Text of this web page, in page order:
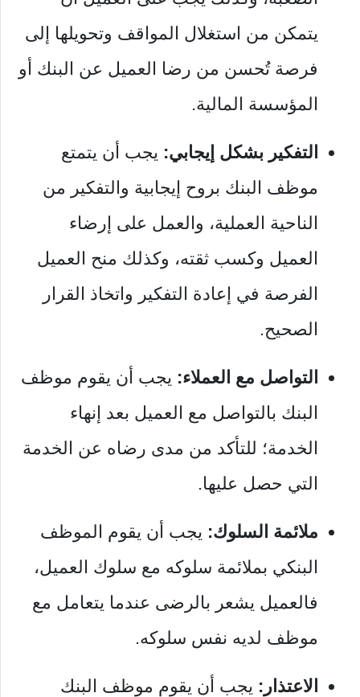
يتمكن من استغلال المواقف وتحويلها إلى
فرصة تُحسن من رضا العميل عن البنك أو
المؤسسة المالية.
التفكير بشكل إيجابي: يجب أن يتمتع
موظف البنك بروح إيجابية والتفكير من
الناحية العملية، والعمل على إرضاء
العميل وكسب ثقته، وكذلك منح العميل
الفرصة في إعادة التفكير واتخاذ القرار
الصحيح.
التواصل مع العملاء: يجب أن يقوم موظف
البنك بالتواصل مع العميل بعد إنهاء
الخدمة؛ للتأكد من مدى رضاه عن الخدمة
التي حصل عليها.
ملائمة السلوك: يجب أن يقوم الموظف
البنكي بملائمة سلوكه مع سلوك العميل،
فالعميل يشعر بالرضى عندما يتعامل مع
موظف لديه نفس سلوكه.
الاعتذار: يجب أن يقوم موظف البنك